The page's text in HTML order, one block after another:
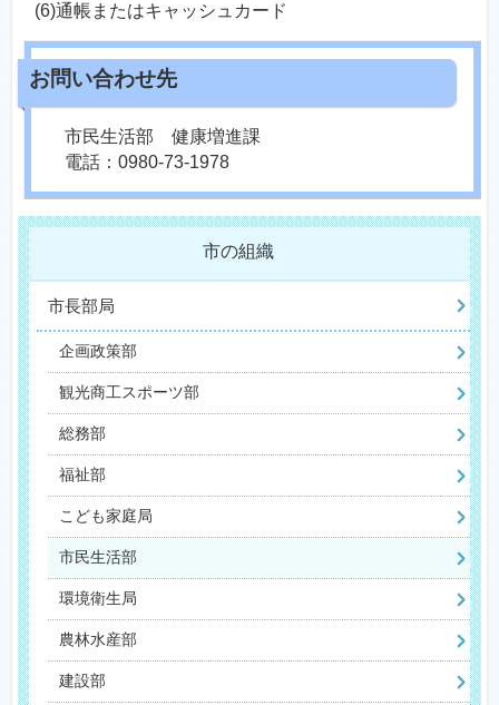
(6)通帳またはキャッシュカード
市民生活部 健康増進課
電話：0980-73-1978
市の組織
市長部局
企画政策部
観光商工スポーツ部
総務部
福祉部
こども家庭局
市民生活部
環境衛生局
農林水産部
建設部